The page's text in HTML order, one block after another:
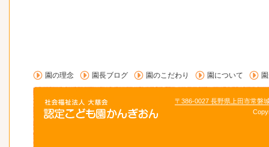
園の理念 園長ブログ 園のこだわり 園について
〒386-0027 長野県上田市常磐